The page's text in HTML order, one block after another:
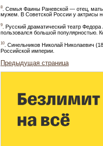
8
. Семья Фаины Раневской — отец,
мужем. В Советской России у актрисы
9
. Русский драматический театр
пользовался большой популярностью.
10
. Синельников Николай Николаевич
Российской империи.
Предыдущая страница